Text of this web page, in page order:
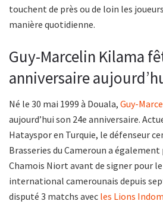
touchent de près ou de loin les
manière quotidienne.
Guy-Marcelin Kilama
anniversaire
Né le 30 mai 1999 à Douala, Guy-
aujourd’hui son 24e anniversaire.
Hatayspor en Turquie, le défenseur
Brasseries du Cameroun a
Chamois Niort avant de signer pour
international camerounais depuis
disputé 3 matchs avec les Lions